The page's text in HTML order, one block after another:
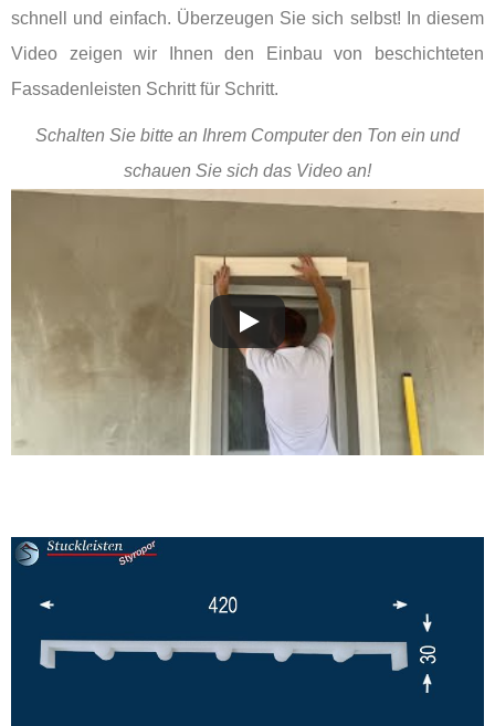
schnell und einfach. Überzeugen Sie sich selbst! In diesem
Video zeigen wir Ihnen den Einbau von beschichteten
Fassadenleisten Schritt für Schritt.
Schalten Sie bitte an Ihrem Computer den Ton ein und
schauen Sie sich das Video an!